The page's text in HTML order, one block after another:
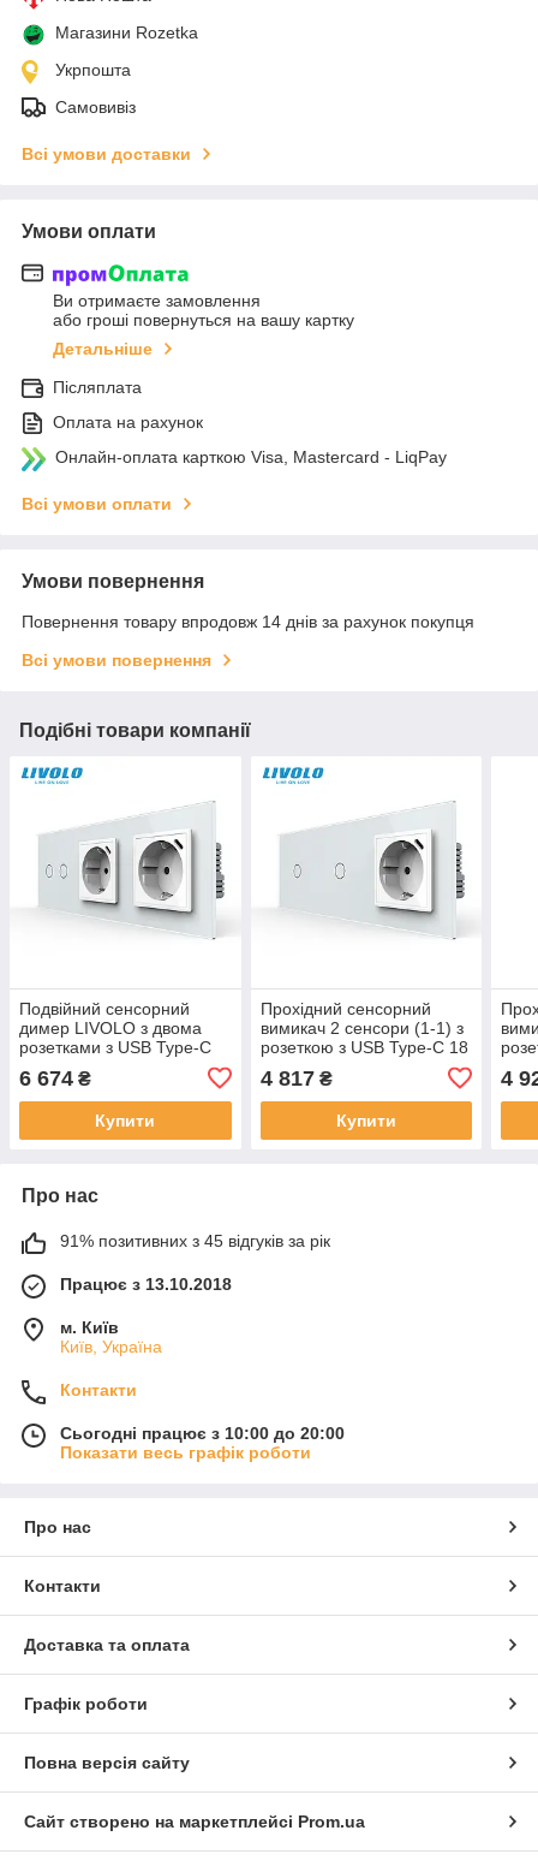
Магазини Rozetka
Укрпошта
Самовивіз
Всі умови доставки
Умови оплати
Ви отримаєте замовлення
або гроші повернуться на вашу картку
Детальніше
Післяплата
Оплата на рахунок
Онлайн-оплата карткою Visa, Mastercard - LiqPay
Всі умови оплати
Умови повернення
Повернення товару впродовж 14 днів за рахунок покупця
Всі умови повернення
Подібні товари компанії
Подвійний сенсорний
димер LIVOLO з двома
розетками з USB Type-C
18Вт, заземлення, білий,
скло, 16A 230V
6 674 ₴
Купити
Прохідний сенсорний
вимикач 2 сенсори (1-1) з
розеткою з USB Type-C 18
Вт, заземлення, LIVOLO
білий скло
4 817₴
Купити
4
Про нас
91% позитивних з 45 відгуків за рік
Працює з 13.10.2018
м. Київ
Київ, Україна
Контакти
Сьогодні працює з 10:00 до 20:00
Показати весь графік роботи
Про нас
Контакти
Доставка та оплата
Графік роботи
Повна версія сайту
Сайт створено на маркетплейсі Prom.ua